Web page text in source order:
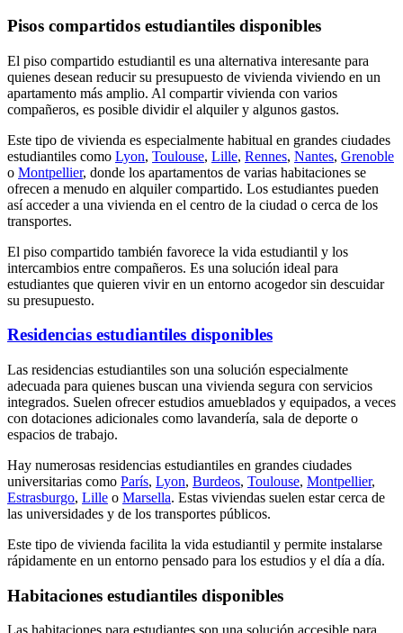
Pisos compartidos estudiantiles disponibles
El piso compartido estudiantil es una alternativa interesante para
quienes desean reducir su presupuesto de vivienda viviendo en un
apartamento más amplio. Al compartir vivienda con varios
compañeros, es posible dividir el alquiler y algunos gastos.
Este tipo de vivienda es especialmente habitual en grandes ciudades
estudiantiles como Lyon, Toulouse, Lille, Rennes, Nantes, Grenoble
o Montpellier, donde los apartamentos de varias habitaciones se
ofrecen a menudo en alquiler compartido. Los estudiantes pueden
así acceder a una vivienda en el centro de la ciudad o cerca de los
transportes.
El piso compartido también favorece la vida estudiantil y los
intercambios entre compañeros. Es una solución ideal para
estudiantes que quieren vivir en un entorno acogedor sin descuidar
su presupuesto.
Residencias estudiantiles disponibles
Las residencias estudiantiles son una solución especialmente
adecuada para quienes buscan una vivienda segura con servicios
integrados. Suelen ofrecer estudios amueblados y equipados, a veces
con dotaciones adicionales como lavandería, sala de deporte o
espacios de trabajo.
Hay numerosas residencias estudiantiles en grandes ciudades
universitarias como París, Lyon, Burdeos, Toulouse, Montpellier,
Estrasburgo, Lille o Marsella. Estas viviendas suelen estar cerca de
las universidades y de los transportes públicos.
Este tipo de vivienda facilita la vida estudiantil y permite instalarse
rápidamente en un entorno pensado para los estudios y el día a día.
Habitaciones estudiantiles disponibles